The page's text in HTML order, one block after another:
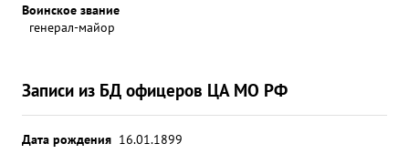
Воинское звание
генерал-майор
Записи из БД офицеров ЦА МО РФ
Дата рождения 16.01.1899